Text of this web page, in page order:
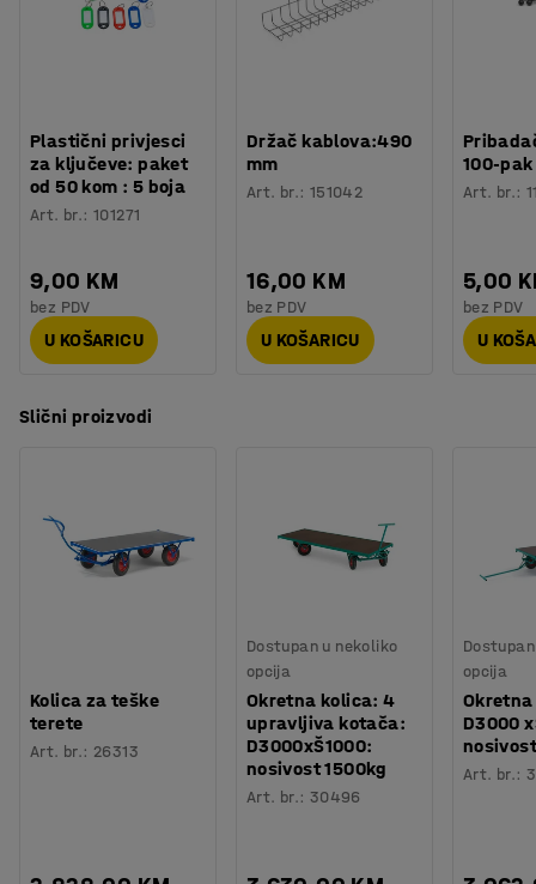
Plastični privjesci
za ključeve: paket
od 50 kom : 5 boja
Art. br.:101271
9,00 KM
bez PDV
U KOŠARICU
Držač kablova:490
mm
Art. br.: 151042
16,00 KM
bez PDV
U KOŠARICU
100-pak
Art. br.:
5,00
bez PDV
U
Slični proizvodi
Kolica za teške
terete
Art. br.: 26313
Dostupan u nekoliko
opcija
Okretna kolica: 4
upravljiva kotača:
D3000xŠ1000:
nosivost 1500kg
Art. br.: 30496
opcija
D3000
Art. br.: